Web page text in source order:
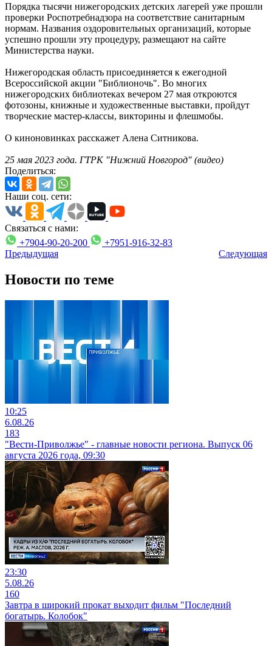
Порядка тысячи нижегородских детских лагерей уже прошли
проверки Роспотребнадзора на соответствие санитарным
нормам. Названия оздоровительных организаций, которые
успешно прошли эту процедуру, размещают на сайте
Министерства науки.
Нижегородская область присоединяется к ежегодной
Всероссийской акции "Библионочь". Во многих
нижегородских библиотеках вечером 27 мая откроются
фотозоны, книжные и художественные выставки, пройдут
творческие мастер-классы, викторины и флешмобы.
О киноновинках расскажет Алена Ситникова.
25 мая 2023 года. ГТРК "Нижний Новгород" (видео)
Поделиться:
Наши соц. сети:
Связаться с нами:
+7904-90-20-200
+7951-916-32-83
Предыдущая
Следующая
Новости по теме
10:25
6.08.26
183
"Вести-Приволжье" - главные новости региона. Выпуск 06
августа 2026 года, 09:30
23:30
5.08.26
160
Завтра в широкий прокат выходит фильм "Последний
богатырь. Колобок"